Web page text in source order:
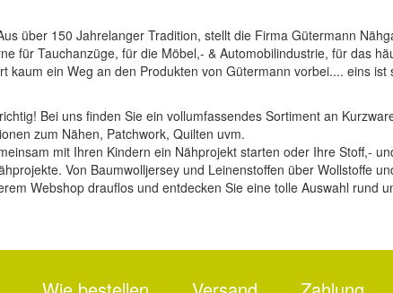
über 150 Jahrelanger Tradition, stellt die Firma Gütermann
für Tauchanzüge, für die Möbel,- & Automobilindustrie, für das
kaum ein Weg an den Produkten von Gütermann vorbei.... eins
Bei uns finden Sie ein vollumfassendes Sortiment an
zum Nähen, Patchwork, Quilten uvm.
mit Ihren Kindern ein Nähprojekt starten oder Ihre Stoff,-
Von Baumwolljersey und Leinenstoffen über Wollstoffe
Webshop drauflos und entdecken Sie eine tolle Auswahl rund